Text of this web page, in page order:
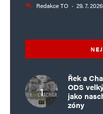
Redakce TO · 29. 7. 2026
Řek a
ODS
jako
zóny